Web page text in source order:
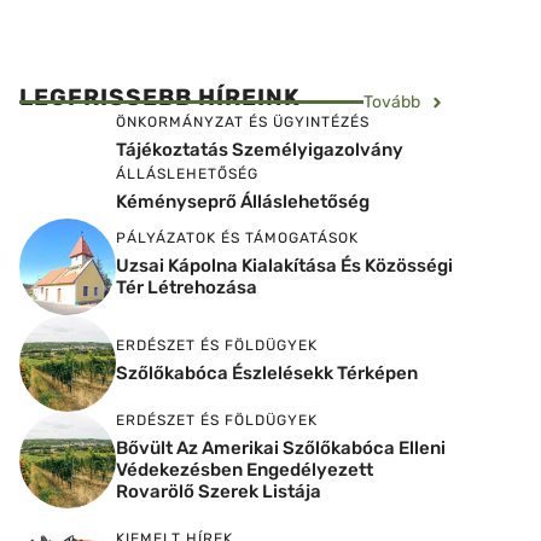
LEGFRISSEBB HÍREINK Tovább
ÖNKORMÁNYZAT ÉS ÜGYINTÉZÉS
Tájékoztatás Személyigazolvány
ÁLLÁSLEHETŐSÉG
Kéményseprő Álláslehetőség
PÁLYÁZATOK ÉS TÁMOGATÁSOK
Uzsai Kápolna Kialakítása És Közösségi
Tér Létrehozása
ERDÉSZET ÉS FÖLDÜGYEK
Szőlőkabóca Észlelésekk Térképen
ERDÉSZET ÉS FÖLDÜGYEK
Bővült Az Amerikai Szőlőkabóca Elleni
Védekezésben Engedélyezett
Rovarölő Szerek Listája